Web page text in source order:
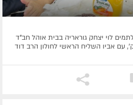
לוי יצחק גוראריה בבית אוהל חב"ד
עם אביו השליח הראשי לחולון הרב דוד